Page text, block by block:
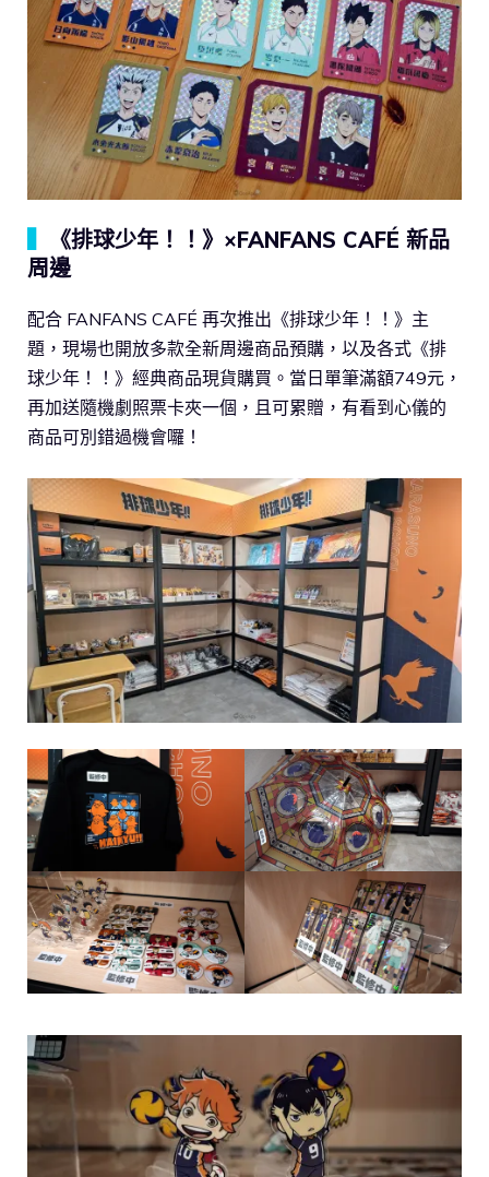
《排球少年！！》×FANFANS CAFÉ 新品
周邊
配合 FANFANS CAFÉ 再次推出《排球少年！！》主
題，現場也開放多款全新周邊商品預購，以及各式《排
球少年！！》經典商品現貨購買。當日單筆滿額749元，
再加送隨機劇照票卡夾一個，且可累贈，有看到心儀的
商品可別錯過機會囉！